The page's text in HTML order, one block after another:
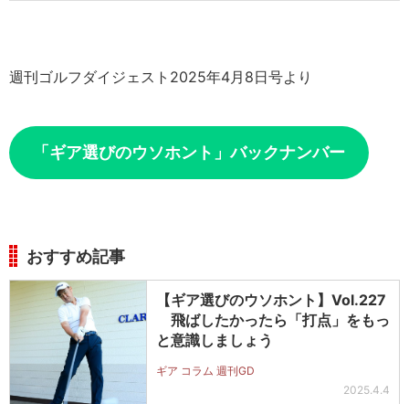
週刊ゴルフダイジェスト2025年4月8日号より
「ギア選びのウソホント」バックナンバー
おすすめ記事
【ギア選びのウソホント】Vol.227
飛ばしたかったら「打点」をもっ
と意識しましょう
ギア コラム 週刊GD
2025.4.4